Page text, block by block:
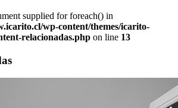
supplied for foreach() in
wp-content/themes/icarito-
relacionadas.php on line 13